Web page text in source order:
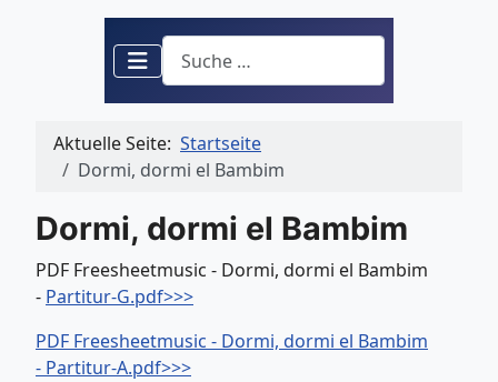
Suchen
Aktuelle Seite: Startseite
Dormi, dormi el Bambim
Dormi, dormi el Bambim
PDF Freesheetmusic - Dormi, dormi el Bambim
- Partitur-G.pdf>>>
PDF Freesheetmusic - Dormi, dormi el Bambim
- Partitur-A.pdf>>>